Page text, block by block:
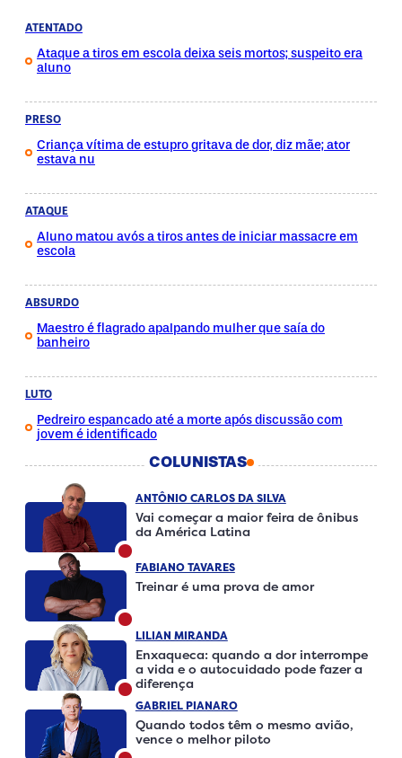
ATENTADO
Ataque a tiros em escola deixa seis mortos; suspeito era
aluno
PRESO
Criança vítima de estupro gritava de dor, diz mãe; ator
estava nu
ATAQUE
Aluno matou avós a tiros antes de iniciar massacre em
escola
ABSURDO
Maestro é flagrado apalpando mulher que saía do
banheiro
LUTO
Pedreiro espancado até a morte após discussão com
jovem é identificado
COLUNISTAS
ANTÔNIO CARLOS DA SILVA
Vai começar a maior feira de ônibus
da América Latina
FABIANO TAVARES
Treinar é uma prova de amor
LILIAN MIRANDA
Enxaqueca: quando a dor interrompe
a vida e o autocuidado pode fazer a
diferença
GABRIEL PIANARO
Quando todos têm o mesmo avião,
vence o melhor piloto